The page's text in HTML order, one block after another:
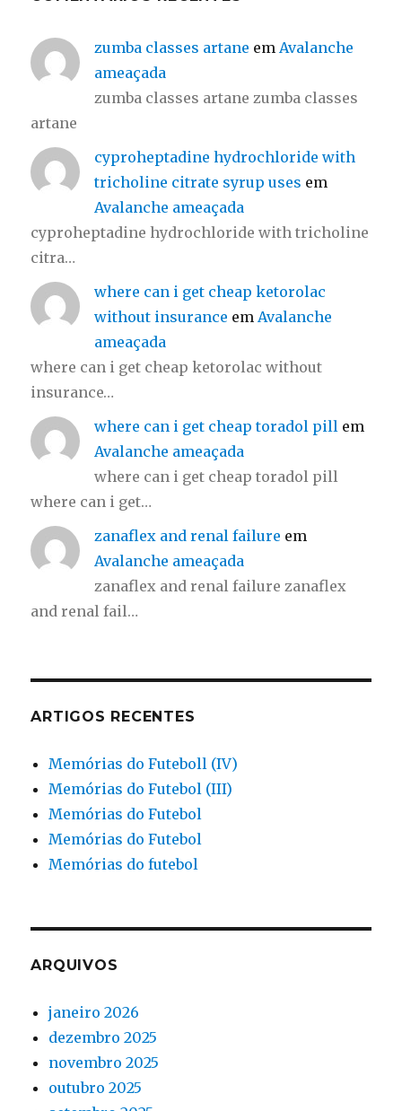
zumba classes artane em Avalanche
ameaçada
zumba classes artane zumba classes
artane
cyproheptadine hydrochloride with
tricholine citrate syrup uses em
Avalanche ameaçada
cyproheptadine hydrochloride with tricholine
citra…
where can i get cheap ketorolac
without insurance em Avalanche
ameaçada
where can i get cheap ketorolac without
insurance…
where can i get cheap toradol pill em
Avalanche ameaçada
where can i get cheap toradol pill
where can i get…
zanaflex and renal failure em
Avalanche ameaçada
zanaflex and renal failure zanaflex
and renal fail…
ARTIGOS RECENTES
Memórias do Futeboll (IV)
Memórias do Futebol (III)
Memórias do Futebol
Memórias do Futebol
Memórias do futebol
ARQUIVOS
janeiro 2026
dezembro 2025
novembro 2025
outubro 2025